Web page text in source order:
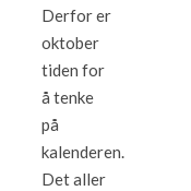
Derfor er
oktober
tiden for
å tenke
på
kalenderen.
Det aller